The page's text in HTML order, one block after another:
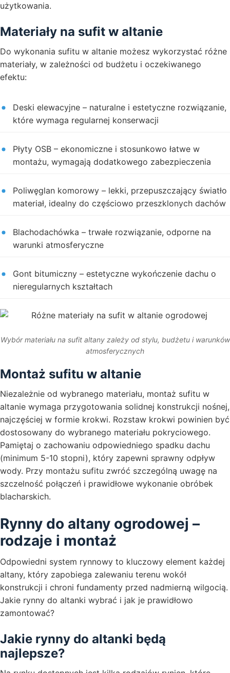
użytkowania.
Materiały na sufit w altanie
Do wykonania sufitu w altanie możesz wykorzystać różne
materiały, w zależności od budżetu i oczekiwanego
efektu:
Deski elewacyjne – naturalne i estetyczne rozwiązanie,
które wymaga regularnej konserwacji
Płyty OSB – ekonomiczne i stosunkowo łatwe w
montażu, wymagają dodatkowego zabezpieczenia
Poliwęglan komorowy – lekki, przepuszczający światło
materiał, idealny do częściowo przeszklonych dachów
Blachodachówka – trwałe rozwiązanie, odporne na
warunki atmosferyczne
Gont bitumiczny – estetyczne wykończenie dachu o
nieregularnych kształtach
Wybór materiału na sufit altany zależy od stylu, budżetu i warunków
atmosferycznych
Montaż sufitu w altanie
Niezależnie od wybranego materiału, montaż sufitu w
altanie wymaga przygotowania solidnej konstrukcji nośnej,
najczęściej w formie krokwi. Rozstaw krokwi powinien być
dostosowany do wybranego materiału pokryciowego.
Pamiętaj o zachowaniu odpowiedniego spadku dachu
(minimum 5-10 stopni), który zapewni sprawny odpływ
wody. Przy montażu sufitu zwróć szczególną uwagę na
szczelność połączeń i prawidłowe wykonanie obróbek
blacharskich.
Rynny do altany ogrodowej –
rodzaje i montaż
Odpowiedni system rynnowy to kluczowy element każdej
altany, który zapobiega zalewaniu terenu wokół
konstrukcji i chroni fundamenty przed nadmierną wilgocią.
Jakie rynny do altanki wybrać i jak je prawidłowo
zamontować?
Jakie rynny do altanki będą
najlepsze?